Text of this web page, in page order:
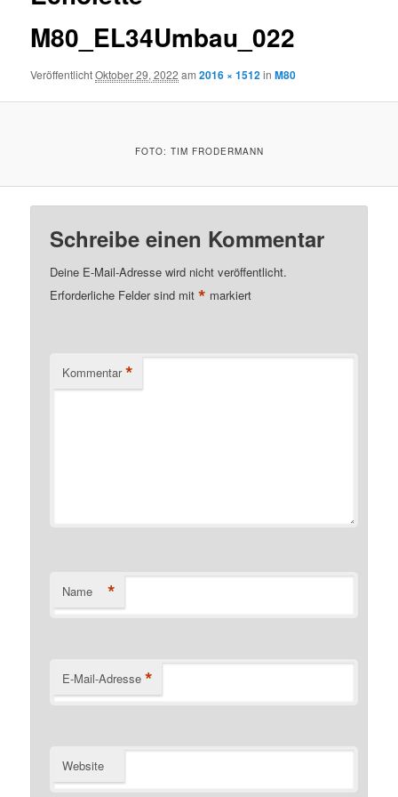
M80_EL34Umbau_022
VeröffentlichtOktober 29, 2022 am2016 × 1512inM80
FOTO: TIM FRODERMANN
Schreibe einen Kommentar
Deine E-Mail-Adresse wird nicht veröffentlicht.
Erforderliche Felder sind mit* markiert
Kommentar *
Name *
E-Mail-Adresse *
Website